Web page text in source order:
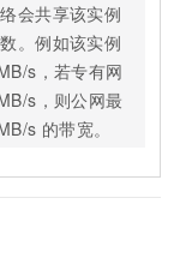
会共享该实例
。例如该实例
s，若专有网
s，则公网最
s 的带宽。